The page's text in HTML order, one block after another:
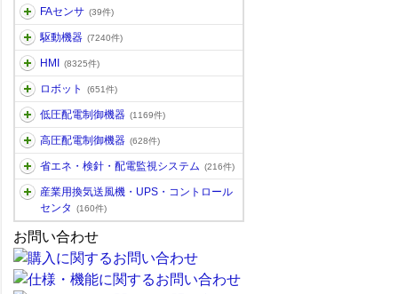
FAセンサ (39件)
駆動機器 (7240件)
HMI (8325件)
ロボット (651件)
低圧配電制御機器 (1169件)
高圧配電制御機器 (628件)
省エネ・検針・配電監視システム (216件)
産業用換気送風機・UPS・コントロール
センタ
(160件)
お問い合わせ